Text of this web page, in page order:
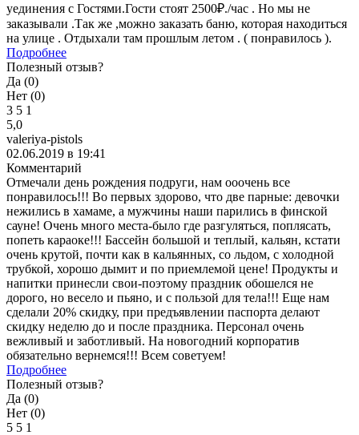
уединения с Гостями.Гости стоят 2500₽./час . Но мы не
заказывали .Так же ,можно заказать баню, которая находиться
на улице . Отдыхали там прошлым летом . ( понравилось ).
Подробнее
Полезный отзыв?
Да (0)
Нет (0)
3 5 1
5,0
valeriya-pistols
02.06.2019 в 19:41
Комментарий
Отмечали день рождения подруги, нам ооочень все
понравилось!!! Во первых здорово, что две парные: девочки
нежились в хамаме, а мужчины наши парились в финской
сауне! Очень много места-было где разгуляться, поплясать,
попеть караоке!!! Бассейн большой и теплый, кальян, кстати
очень крутой, почти как в кальянных, со льдом, с холодной
трубкой, хорошо дымит и по приемлемой цене! Продукты и
напитки принесли свои-поэтому праздник обошелся не
дорого, но весело и пьяно, и с пользой для тела!!! Еще нам
сделали 20% скидку, при предъявлении паспорта делают
скидку неделю до и после праздника. Персонал очень
вежливый и заботливый. На новогодний корпоратив
обязательно вернемся!!! Всем советуем!
Подробнее
Полезный отзыв?
Да (0)
Нет (0)
5 5 1